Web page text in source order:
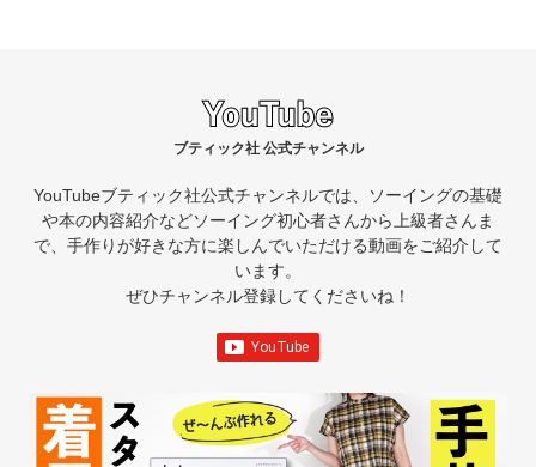
ブティック社 公式チャンネル
YouTubeブティック社公式チャンネルでは、ソーイングの基礎
や本の内容紹介などソーイング初心者さんから上級者さんま
で、手作りが好きな方に楽しんでいただける動画をご紹介して
います。
ぜひチャンネル登録してくださいね！